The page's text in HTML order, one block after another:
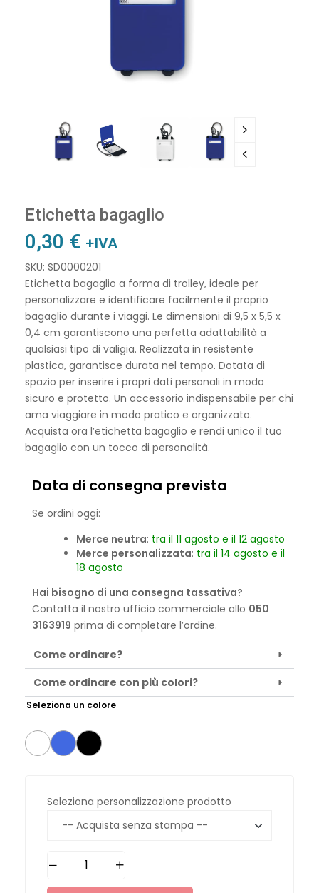
Etichetta bagaglio
0,30 € +IVA
SKU: SD0000201
Etichetta bagaglio a forma di trolley, ideale per
personalizzare e identificare facilmente il proprio
bagaglio durante i viaggi. Le dimensioni di 9,5 x 5,5 x
0,4 cm garantiscono una perfetta adattabilità a
qualsiasi tipo di valigia. Realizzata in resistente
plastica, garantisce durata nel tempo. Dotata di
spazio per inserire i propri dati personali in modo
sicuro e protetto. Un accessorio indispensabile per chi
ama viaggiare in modo pratico e organizzato.
Acquista ora l’etichetta bagaglio e rendi unico il tuo
bagaglio con un tocco di personalità.
Data di consegna prevista
Se ordini oggi:
Merce neutra: tra il 11 agosto e il 12 agosto
Merce personalizzata: tra il 14 agosto e il
18 agosto
Hai bisogno di una consegna tassativa?
Contatta il nostro ufficio commerciale allo 050
3163919 prima di completare l’ordine.
Come ordinare?
Come ordinare con più colori?
Seleziona un colore
Seleziona personalizzazione prodotto